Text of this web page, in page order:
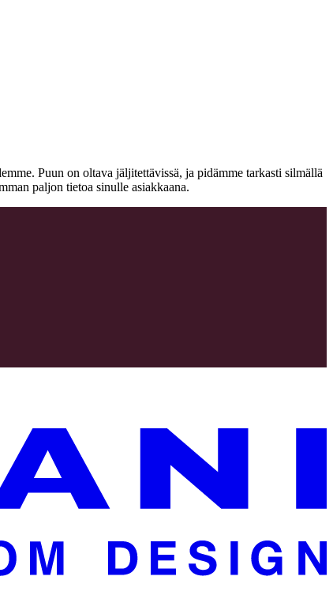
Puun on oltava jäljitettävissä, ja pidämme tarkasti silmällä
paljon tietoa sinulle asiakkaana.